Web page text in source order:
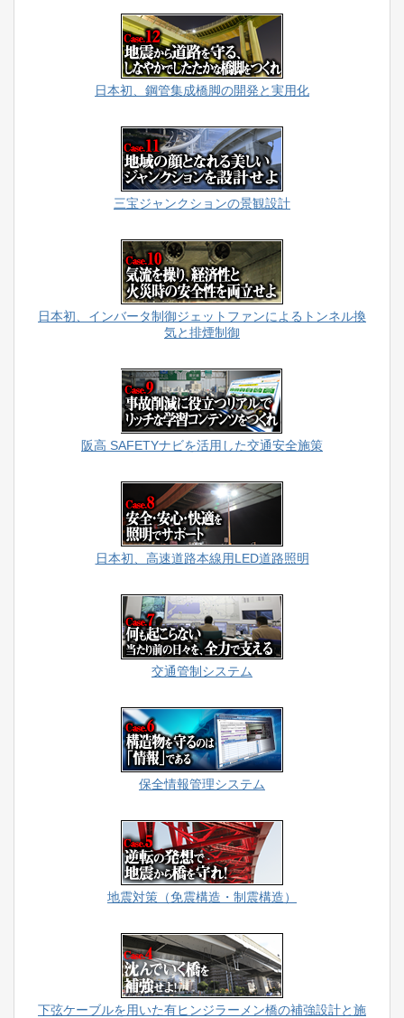
日本初、鋼管集成橋脚の開発と実用化
三宝ジャンクションの景観設計
日本初、インバータ制御ジェットファンによるトンネル換
気と排煙制御
阪高 SAFETYナビを活用した交通安全施策
日本初、高速道路本線用LED道路照明
交通管制システム
保全情報管理システム
地震対策（免震構造・制震構造）
下弦ケーブルを用いた有ヒンジラーメン橋の補強設計と施